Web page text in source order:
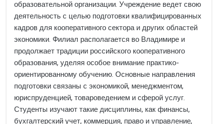
образовательной организации. Учреждение ведет свою
деятельность с целью подготовки квалифицированных
кадров для кооперативного сектора и других областей
экономики. Филиал располагается во Владимире и
продолжает традиции российского кооперативного
образования, уделяя особое внимание практико-
ориентированному обучению. Основные направления
подготовки связаны с экономикой, менеджментом,
юриспруденцией, товароведением и сферой услуг.
Студенты изучают такие дисциплины, как финансы,
бухгалтерский учет, коммерция, право и управление,